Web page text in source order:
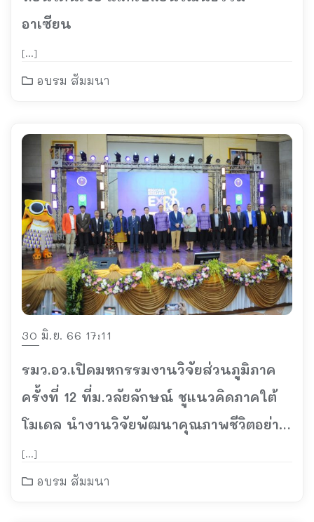
อาเซียน
[…]
อบรม สัมมนา
30 มิ.ย. 66 17:11
รมว.อว.เปิดมหกรรมงานวิจัยส่วนภูมิภาค
ครั้งที่ 12 ที่ม.วลัยลักษณ์ ชูแนวคิดภาคใต้
โมเดล นำงานวิจัยพัฒนาคุณภาพชีวิตอย่าง
ยั่งยืน
[…]
อบรม สัมมนา